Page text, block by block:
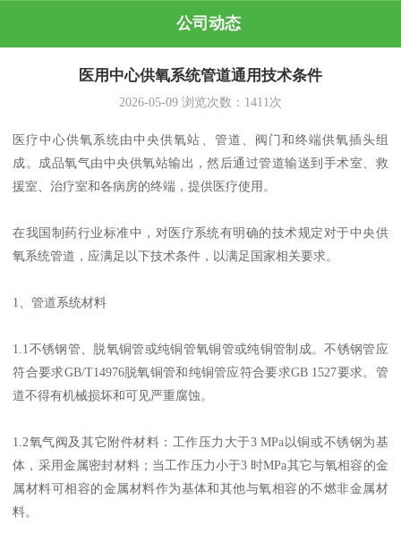
公司动态
医用中心供氧系统管道通用技术条件
2026-05-09 浏览次数： 1411次
医疗中心供氧系统由中央供氧站、管道、阀门和终端供氧插头组
成。成品氧气由中央供氧站输出，然后通过管道输送到手术室、救
援室、治疗室和各病房的终端，提供医疗使用。
在我国制药行业标准中，对医疗系统有明确的技术规定对于中央供
氧系统管道，应满足以下技术条件，以满足国家相关要求。
1、管道系统材料
1.1不锈钢管、脱氧铜管或纯铜管氧铜管或纯铜管制成。不锈钢管应
符合要求GB/T14976脱氧铜管和纯铜管应符合要求GB 1527要求。管
道不得有机械损坏和可见严重腐蚀。
1.2氧气阀及其它附件材料：工作压力大于3 MPa以铜或不锈钢为基
体，采用金属密封材料；当工作压力小于3 时MPa其它与氧相容的金
属材料可相容的金属材料作为基体和其他与氧相容的不燃非金属材
料。